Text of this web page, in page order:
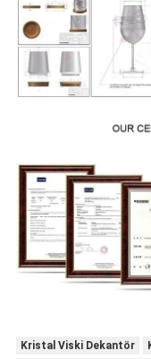
Kristal Viski Dekantör